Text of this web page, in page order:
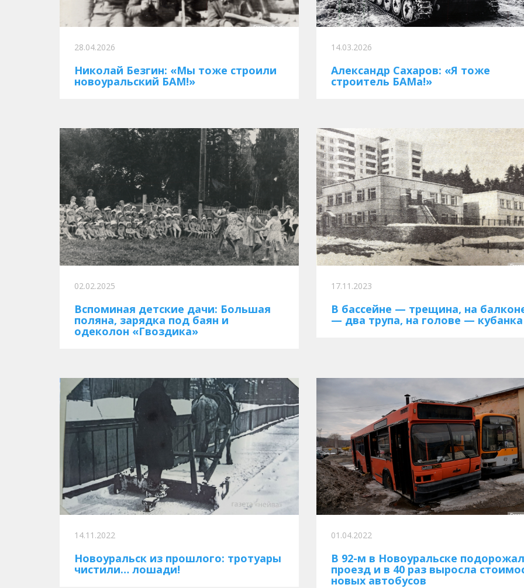
28.04.2026
Николай Безгин: «Мы тоже строили
новоуральский БАМ!»
14.03.2026
Александр Сахаров: «Я тоже
строитель БАМа!»
02.02.2025
Вспоминая детские дачи: Большая
поляна, зарядка под баян и
одеколон «Гвоздика»
17.11.2023
В бассейне — трещина, на
— два трупа, на голове — кубанка
14.11.2022
Новоуральск из прошлого: тротуары
чистили… лошади!
01.04.2022
В 92-м в Новоуральске подорожал
проезд и в 40 раз выросла
новых автобусов